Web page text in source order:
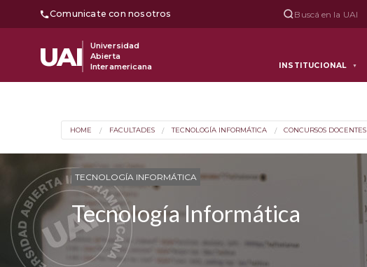
Comunicate con nosotros Buscá en la UAI
UAI
Universidad
Abierta
Interamericana
INSTITUCIONAL ▼
HOME FACULTADES TECNOLOGÍA INFORMÁTICA CONCURSOS DOCENTES
TECNOLOGÍA INFORMÁTICA
Tecnología Informática